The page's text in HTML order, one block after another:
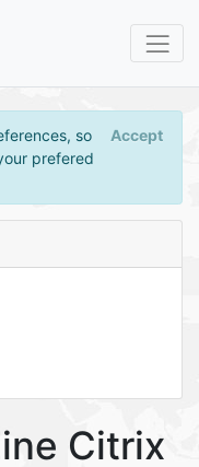
so
prefered
Accept
Citrix